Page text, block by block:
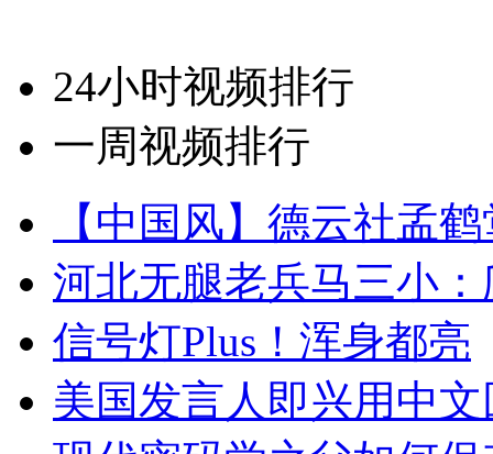
24小时视频排行
一周视频排行
【中国风】德云社孟
河北无腿老兵马三小
信号灯Plus！浑身都亮
美国发言人即兴用中